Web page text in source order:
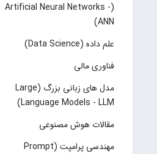
(Artificial Neural Networks -
ANN)
علم داده (Data Science)
فناوری مالی
مدل های زبانی بزرگ (Large
Language Models - LLM)
مقالات هوش مصنوعی
مهندسی پرامپت (Prompt